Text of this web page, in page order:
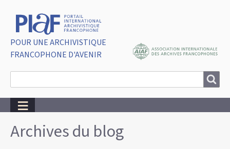
POUR UNE ARCHIVISTIQUE
FRANCOPHONE D'AVENIR
Breadcrumbs
Archives du blog